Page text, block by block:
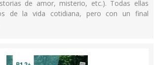
de amor, misterio, etc.). Todas ellas
de la vida cotidiana, pero con un final